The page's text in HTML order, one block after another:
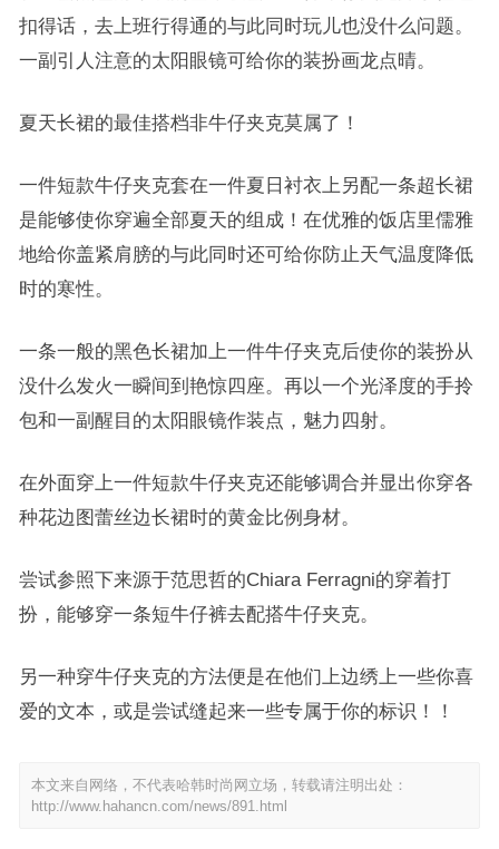
扣得话，去上班行得通的与此同时玩儿也没什么问题。
一副引人注意的太阳眼镜可给你的装扮画龙点晴。
夏天长裙的最佳搭档非牛仔夹克莫属了！
一件短款牛仔夹克套在一件夏日衬衣上另配一条超长裙
是能够使你穿遍全部夏天的组成！在优雅的饭店里儒雅
地给你盖紧肩膀的与此同时还可给你防止天气温度降低
时的寒性。
一条一般的黑色长裙加上一件牛仔夹克后使你的装扮从
没什么发火一瞬间到艳惊四座。再以一个光泽度的手拎
包和一副醒目的太阳眼镜作装点，魅力四射。
在外面穿上一件短款牛仔夹克还能够调合并显出你穿各
种花边图蕾丝边长裙时的黄金比例身材。
尝试参照下来源于范思哲的Chiara Ferragni的穿着打
扮，能够穿一条短牛仔裤去配搭牛仔夹克。
另一种穿牛仔夹克的方法便是在他们上边绣上一些你喜
爱的文本，或是尝试缝起来一些专属于你的标识！！
本文来自网络，不代表哈韩时尚网立场，转载请注明出处：
http://www.hahancn.com/news/891.html